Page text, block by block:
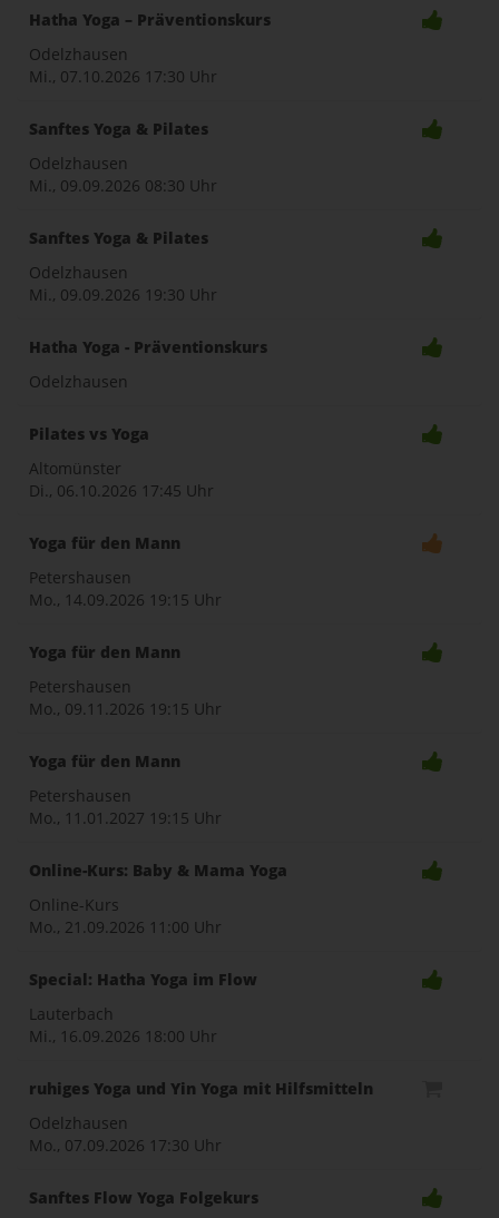
Hatha Yoga – Präventionskurs
Odelzhausen
Mi., 07.10.2026 17:30 Uhr
Sanftes Yoga & Pilates
Odelzhausen
Mi., 09.09.2026 08:30 Uhr
Sanftes Yoga & Pilates
Odelzhausen
Mi., 09.09.2026 19:30 Uhr
Hatha Yoga - Präventionskurs
Odelzhausen
Pilates vs Yoga
Altomünster
Di., 06.10.2026 17:45 Uhr
Yoga für den Mann
Petershausen
Mo., 14.09.2026 19:15 Uhr
Yoga für den Mann
Petershausen
Mo., 09.11.2026 19:15 Uhr
Yoga für den Mann
Petershausen
Mo., 11.01.2027 19:15 Uhr
Online-Kurs: Baby & Mama Yoga
Online-Kurs
Mo., 21.09.2026 11:00 Uhr
Special: Hatha Yoga im Flow
Lauterbach
Mi., 16.09.2026 18:00 Uhr
ruhiges Yoga und Yin Yoga mit Hilfsmitteln
Odelzhausen
Mo., 07.09.2026 17:30 Uhr
Sanftes Flow Yoga Folgekurs